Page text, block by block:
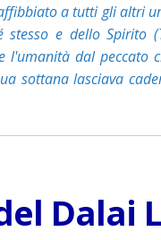
a tutti gli altri
e dello Spirito
dal peccato
sottana lasciava
Dalai